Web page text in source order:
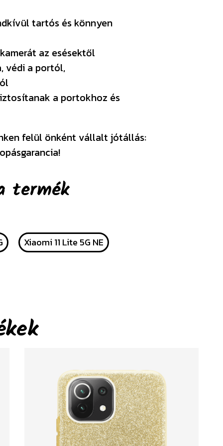
tartós és könnyen
az esésektől
védi a portól,
a portokhoz és
felül önként vállalt jótállás:
termék
Xiaomi 11 Lite 5G NE